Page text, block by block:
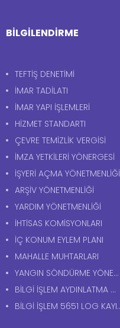
BİLGİLENDİRME
TEFTİŞ DENETİMİ
İMAR TADİLATI
İMAR YAPI İŞLEMLERİ
HİZMET STANDARTI
ÇEVRE TEMİZLİK VERGİSİ
İMZA YETKİLERİ YÖNERGESİ
İŞYERİ AÇMA YÖNETMENLİĞİ
ARŞİV YÖNETMENLİĞİ
YARDIM YÖNETMENLİĞİ
İHTİSAS KOMİSYONLARI
İÇ KONUM EYLEM PLANI
MAHALLE MUHTARLARI
YANGIN SÖNDÜRME YÖNERGESİ
BİLGİ İŞLEM AYDINLATMA METNİ
BİLGİ İŞLEM 5651 LOG KAYITLARI AYDINLATMA METNİ